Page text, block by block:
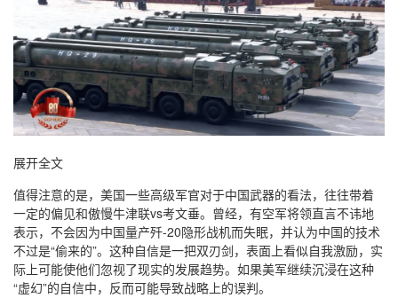
展开全文
值得注意的是，美国一些高级军官对于中国武器的看法，往往带着
一定的偏见和傲慢牛津联vs考文垂。曾经，有空军将领直言不讳地
表示，不会因为中国量产歼-20隐形战机而失眠，并认为中国的技术
不过是“偷来的”。这种自信是一把双刃剑，表面上看似自我激励，实
际上可能使他们忽视了现实的发展趋势。如果美军继续沉浸在这种
“虚幻”的自信中，反而可能导致战略上的误判。